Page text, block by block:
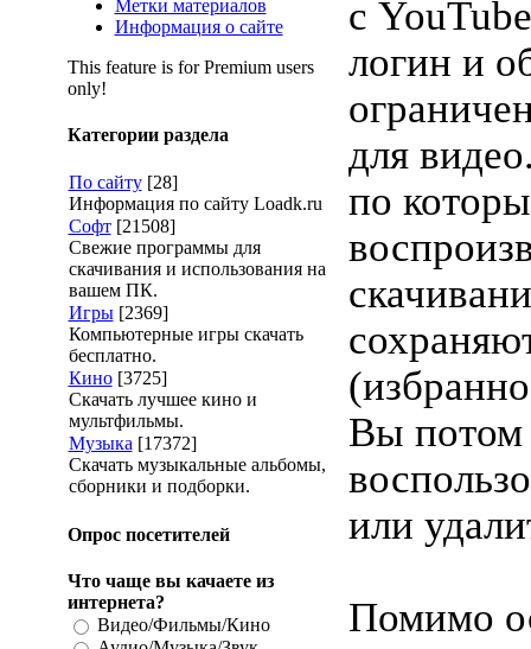
Метки материалов
Информация о сайте
This feature is for Premium users
only!
Категории раздела
По сайту [28]
Информация по сайту Loadk.ru
Софт [21508]
Свежие программы для
скачивания и использования на
вашем ПК.
Игры [2369]
Компьютерные игры скачать
бесплатно.
Кино [3725]
Скачать лучшее кино и
мультфильмы.
Музыка [17372]
Скачать музыкальные альбомы,
сборники и подборки.
Опрос посетителей
Что чаще вы качаете из
интернета?
Видео/Фильмы/Кино
с
логин и
для
по
Вы потом
или
Помимо